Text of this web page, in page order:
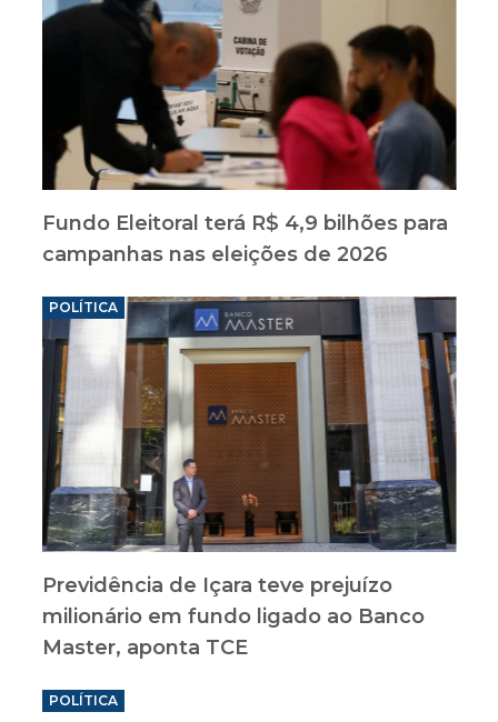
Fundo Eleitoral terá R$ 4,9 bilhões para
campanhas nas eleições de 2026
POLÍTICA
Previdência de Içara teve prejuízo
milionário em fundo ligado ao Banco
Master, aponta TCE
POLÍTICA